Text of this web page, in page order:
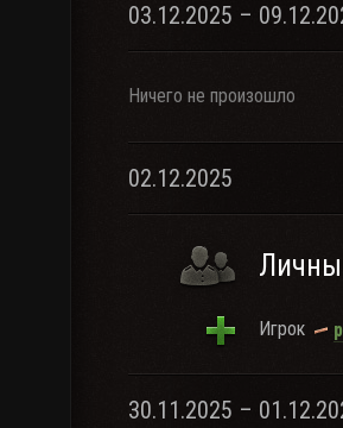
03.12.2025 –
Ничего не произошло
02.12.2025
Игрок
30.11.2025 –